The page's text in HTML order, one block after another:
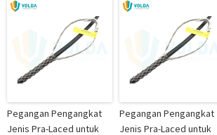
Pegangan Pengangkat
Jenis Pra-Laced untuk
Pegangan Pengangkat
Jenis Pra-Laced untuk